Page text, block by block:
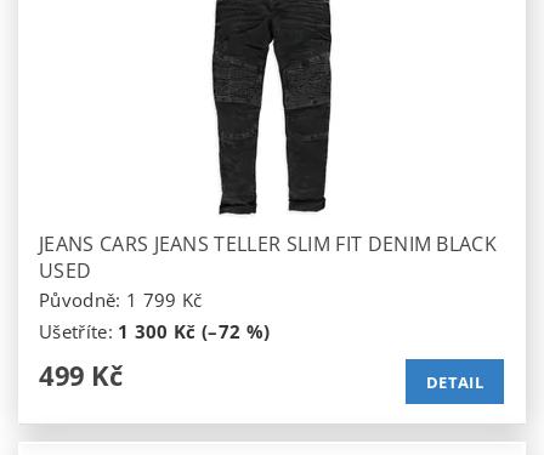
JEANS CARS JEANS TELLER SLIM FIT DENIM BLACK
USED
Původně: 1 799 Kč
Ušetříte: 1 300 Kč (–72 %)
499 Kč DETAIL